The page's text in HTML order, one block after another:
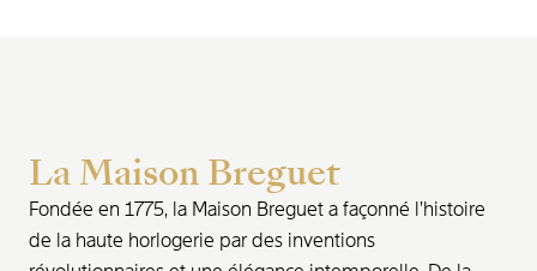
La Maison Breguet
Fondée en 1775, la Maison Breguet a façonné l’histoire
de la haute horlogerie par des inventions